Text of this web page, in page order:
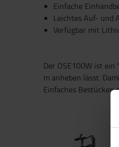
Einfache
Leichtes Auf- und
Verfügbar mit
Der OSE100W ist
m anheben lässt.
Einfaches Bestücken